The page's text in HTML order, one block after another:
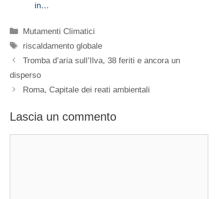
in…
Categorie
Mutamenti Climatici
Tag
riscaldamento globale
Tromba d’aria sull’Ilva, 38 feriti e ancora un
disperso
Roma, Capitale dei reati ambientali
Lascia un commento